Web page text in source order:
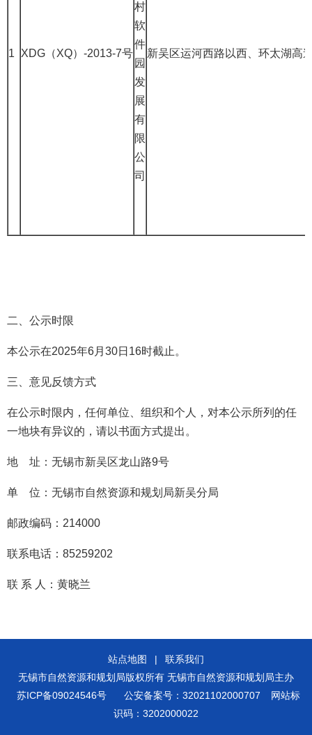
1 XDG（XQ）-2013-7号
村
软
件
园
发
展
有
限
公
司
新吴区运河西路以西、环太湖高
二、公示时限
本公示在2025年6月30日16时截止。
三、意见反馈方式
在公示时限内，任何单位、组织和个人，对本公示所列的任
一地块有异议的，请以书面方式提出。
地 址：无锡市新吴区龙山路9号
单 位：无锡市自然资源和规划局新吴分局
邮政编码：214000
联系电话：85259202
联 系 人：黄晓兰
站点地图 |
联系我们
无锡市自然资源和规划局版权所有 无锡市自然资源和规划局主办
苏ICP备09024546号
公安备案号：32021102000707
网站标
识码：3202000022